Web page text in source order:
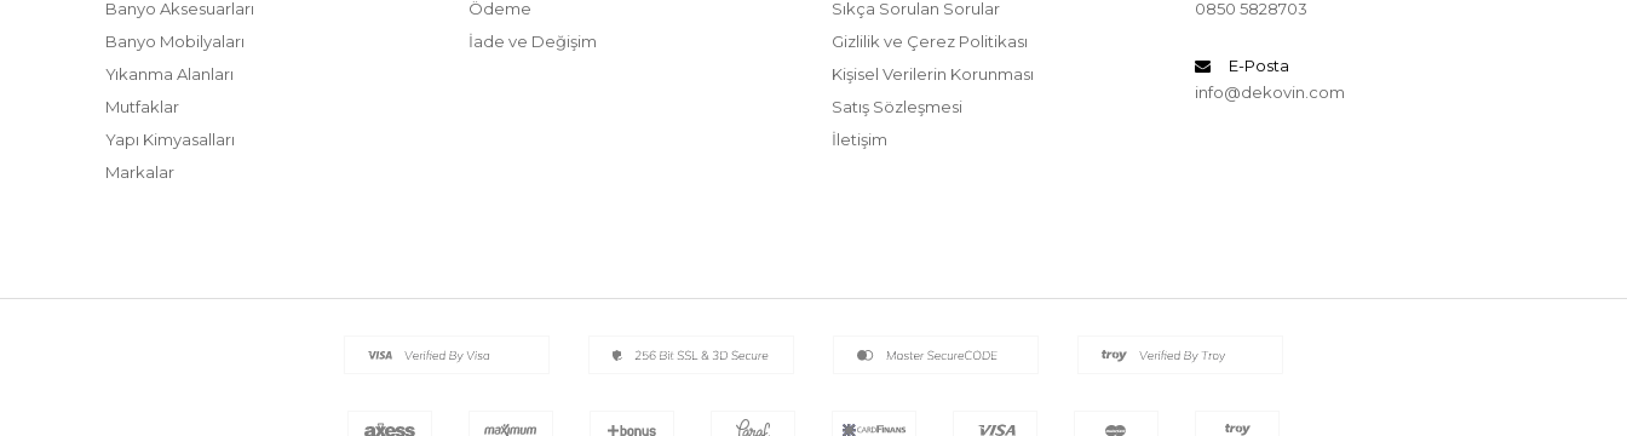
Banyo Aksesuarları
Banyo Mobilyaları
Yıkanma Alanları
Mutfaklar
Yapı Kimyasalları
Markalar
Ödeme
İade ve Değişim
Sıkça Sorulan Sorular
Gizlilik ve Çerez Politikası
Kişisel Verilerin Korunması
Satış Sözleşmesi
İletişim
0850 5828703
E-Posta
info@dekovin.com